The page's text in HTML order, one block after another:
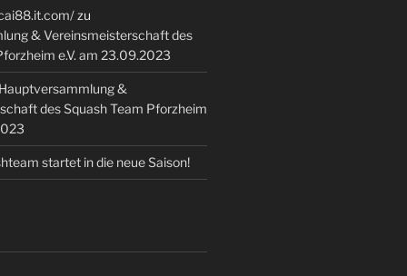
zu
& Vereinsmeisterschaft des
e.V. am 23.09.2023
&
des Squash Team Pforzheim
startet in die neue Saison!